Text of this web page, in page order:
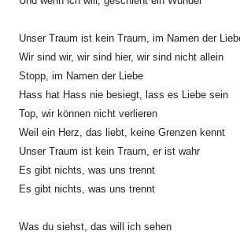
Unser Traum ist kein Traum, im Namen der
Wir sind wir, wir sind hier, wir sind nicht allein
Stopp, im Namen der Liebe
Hass hat Hass nie besiegt, lass es Liebe sein
Top, wir können nicht verlieren
Weil ein Herz, das liebt, keine Grenzen kennt
Unser Traum ist kein Traum, er ist wahr
Es gibt nichts, was uns trennt
Es gibt nichts, was uns trennt
Was du siehst, das will ich sehen